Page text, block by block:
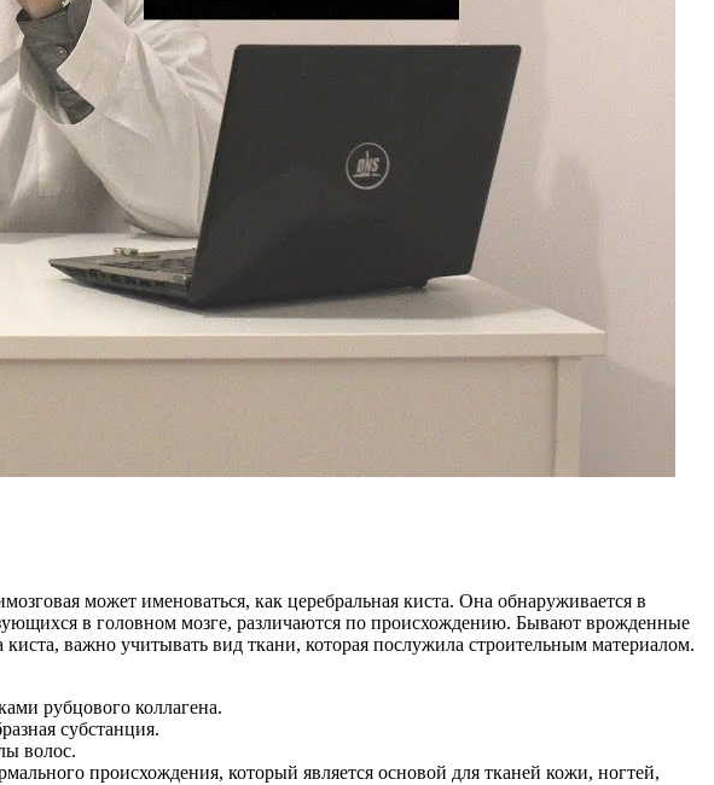
может именоваться, как церебральная киста. Она обнаруживается в
в головном мозге, различаются по происхождению. Бывают врожденные
важно учитывать вид ткани, которая послужила строительным материалом.
рубцового коллагена.
субстанция.
волос.
происхождения, который является основой для тканей кожи, ногтей,